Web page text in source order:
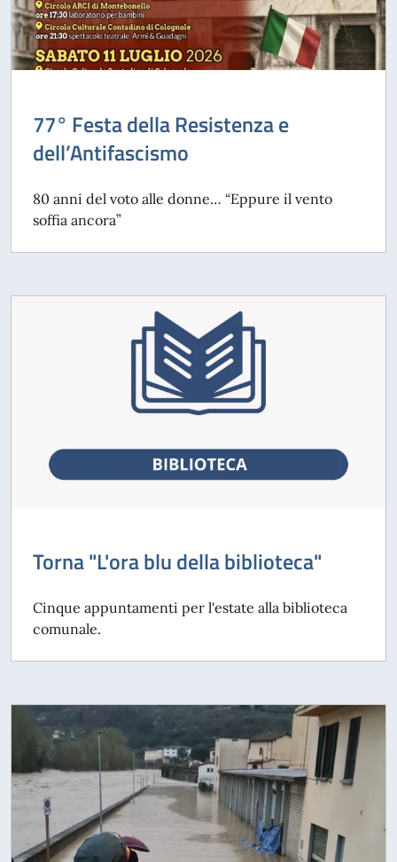
77° Festa della Resistenza e
dell’Antifascismo
80 anni del voto alle donne… “Eppure il vento
soffia ancora”
Torna "L'ora blu della biblioteca"
Cinque appuntamenti per l'estate alla biblioteca
comunale.